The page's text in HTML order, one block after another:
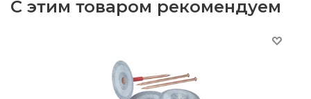
С этим товаром рекомендуем